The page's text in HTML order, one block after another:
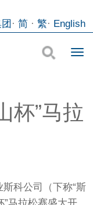
· 简· 繁· English
杯”马拉
科公司（下称“斯